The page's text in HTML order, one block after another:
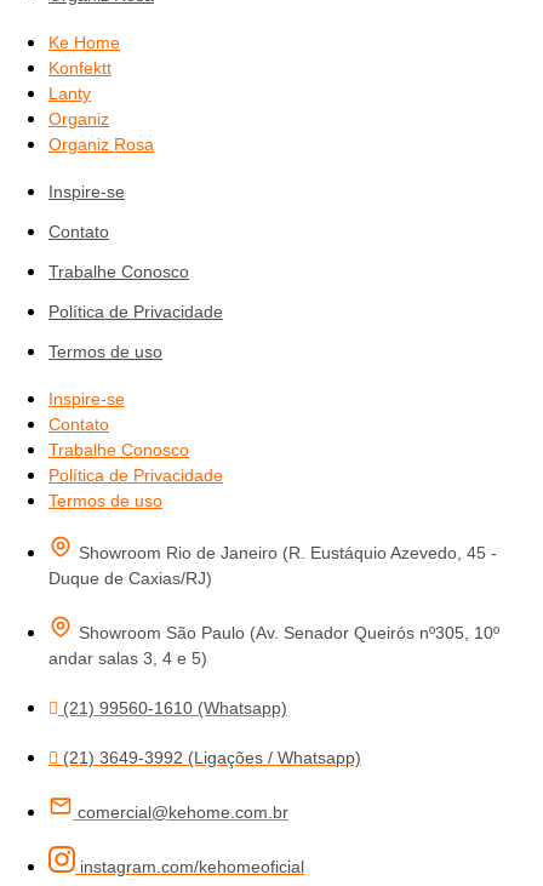
Ke Home
Konfektt
Lanty
Organiz
Organiz Rosa
Inspire-se
Contato
Trabalhe Conosco
Política de Privacidade
Termos de uso
Inspire-se
Contato
Trabalhe Conosco
Política de Privacidade
Termos de uso
Showroom Rio de Janeiro (R. Eustáquio Azevedo, 45 -
Duque de Caxias/RJ)
Showroom São Paulo (Av. Senador Queirós nº305, 10º
andar salas 3, 4 e 5)
(21) 99560-1610 (Whatsapp)
(21) 3649-3992 (Ligações / Whatsapp)
comercial@kehome.com.br
instagram.com/kehomeoficial